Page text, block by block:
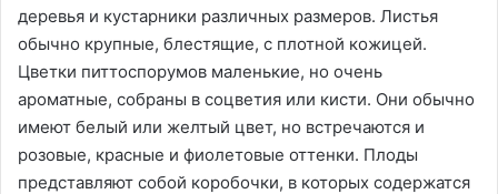
деревья и кустарники различных размеров. Листья
обычно крупные, блестящие, с плотной кожицей.
Цветки питтоспорумов маленькие, но очень
ароматные, собраны в соцветия или кисти. Они обычно
имеют белый или желтый цвет, но встречаются и
розовые, красные и фиолетовые оттенки. Плоды
представляют собой коробочки, в которых содержатся